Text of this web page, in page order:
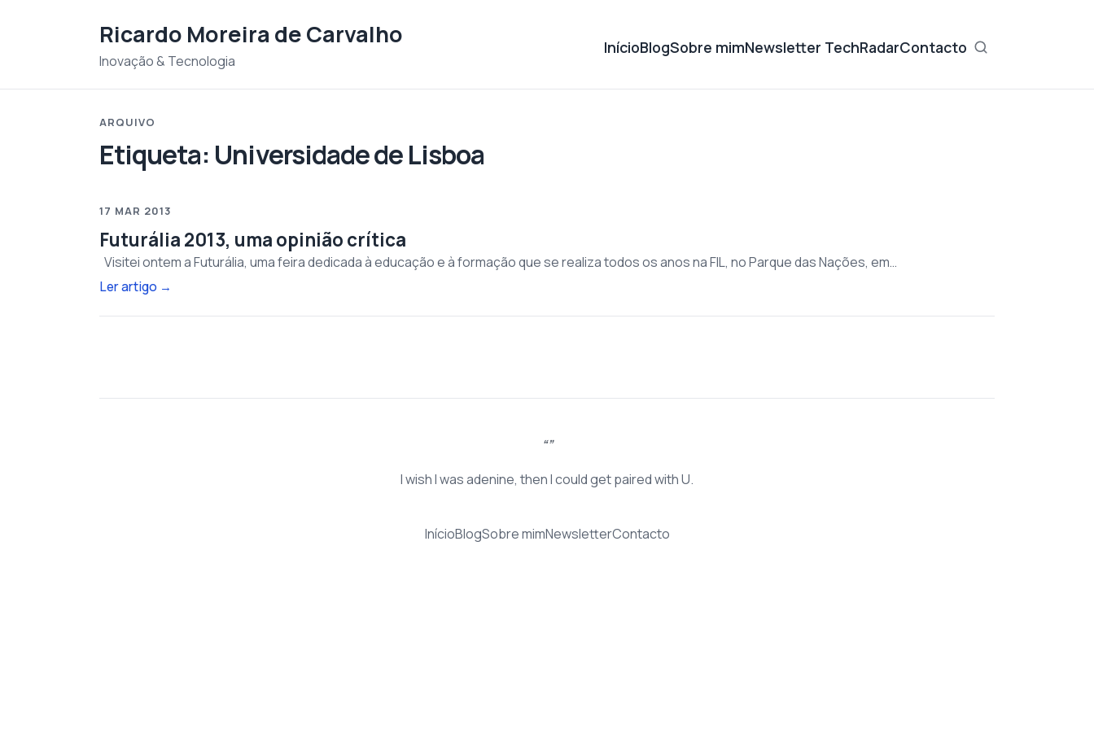
Ricardo Moreira de Carvalho
Inovação & Tecnologia
InícioBlogSobre mimNewsletter TechRadarContacto
ARQUIVO
Etiqueta: Universidade de Lisboa
17 MAR 2013
Futurália 2013, uma opinião crítica
Visitei ontem a Futurália, uma feira dedicada à educação e à formação que se realiza todos os anos na FIL, no Parque das Nações, em…
Ler artigo →
I wish I was adenine, then I could get paired with U.
InícioBlogSobre mimNewsletterContacto